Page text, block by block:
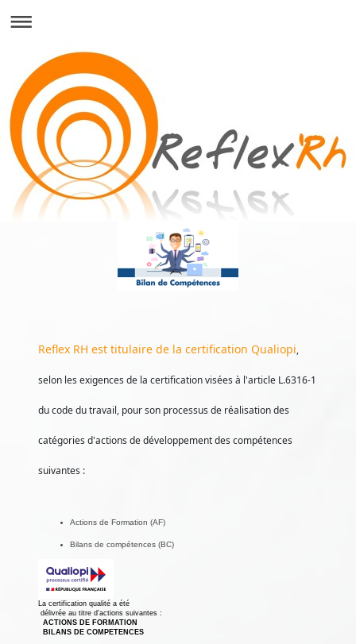
Reflex RH est titulaire de la certification Qualiopi,
selon les exigences de la certification visées à l'article L.6316-1
du code du travail, pour son processus de réalisation des
catégories d'actions de développement des compétences
suivantes :
Actions de Formation (AF)
Bilans de compétences (BC)
La certification qualité a été
délivrée au titre d’actions suivantes :
ACTIONS DE FORMATION
BILANS DE COMPETENCES